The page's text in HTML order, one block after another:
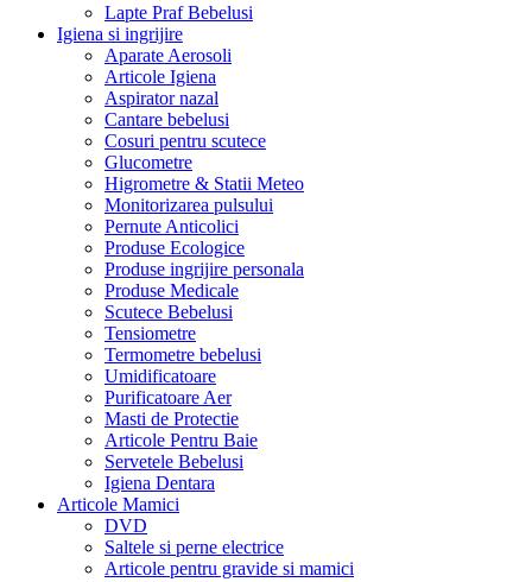
Lapte Praf Bebelusi
Igiena si ingrijire
Aparate Aerosoli
Articole Igiena
Aspirator nazal
Cantare bebelusi
Cosuri pentru scutece
Glucometre
Higrometre & Statii Meteo
Monitorizarea pulsului
Pernute Anticolici
Produse Ecologice
Produse ingrijire personala
Produse Medicale
Scutece Bebelusi
Tensiometre
Termometre bebelusi
Umidificatoare
Purificatoare Aer
Masti de Protectie
Articole Pentru Baie
Servetele Bebelusi
Igiena Dentara
Articole Mamici
DVD
Saltele si perne electrice
Articole pentru gravide si mamici